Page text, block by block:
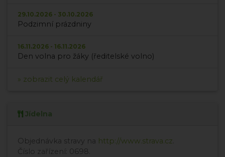
29.10.2026 - 30.10.2026
Podzimní prázdniny
16.11.2026 - 16.11.2026
Den volna pro žáky (ředitelské volno)
» zobrazit celý kalendář
Jídelna
Objednávka stravy na http://www.strava.cz
Číslo zařízení: 0698.